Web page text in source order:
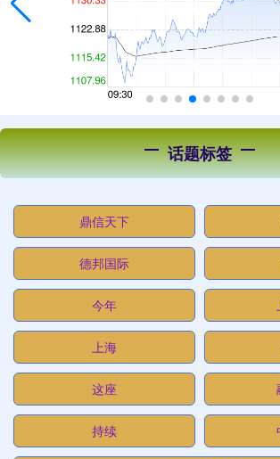
话题标签
鼎信天下
德邦国际
今年
上海
这座
持续